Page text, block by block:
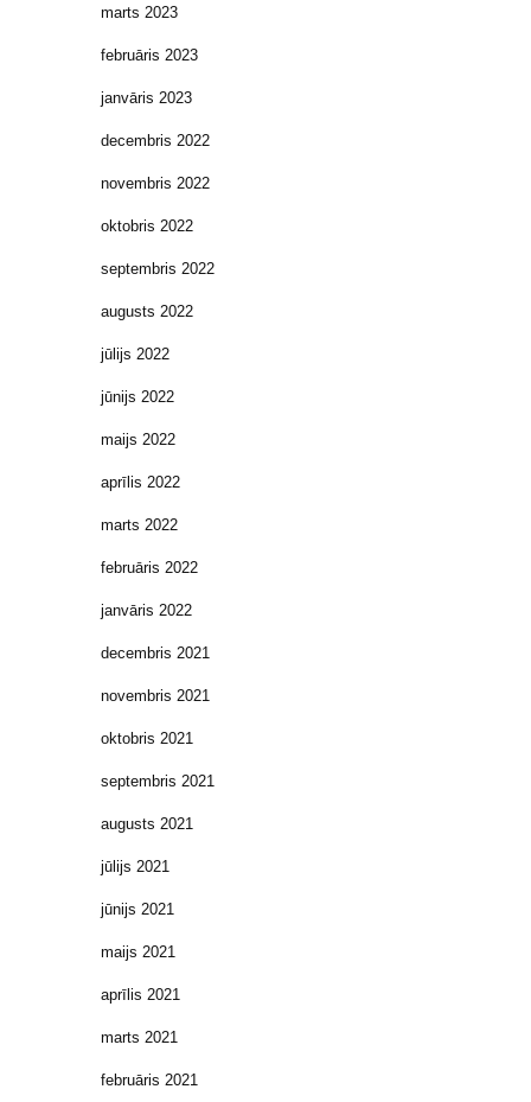
marts 2023
februāris 2023
janvāris 2023
decembris 2022
novembris 2022
oktobris 2022
septembris 2022
augusts 2022
jūlijs 2022
jūnijs 2022
maijs 2022
aprīlis 2022
marts 2022
februāris 2022
janvāris 2022
decembris 2021
novembris 2021
oktobris 2021
septembris 2021
augusts 2021
jūlijs 2021
jūnijs 2021
maijs 2021
aprīlis 2021
marts 2021
februāris 2021